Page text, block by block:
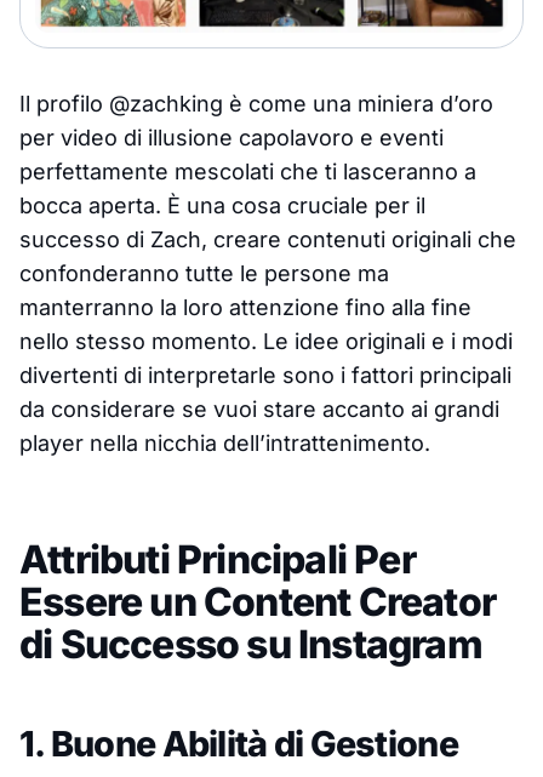
Il profilo @zachking è come una miniera d’oro
per video di illusione capolavoro e eventi
perfettamente mescolati che ti lasceranno a
bocca aperta. È una cosa cruciale per il
successo di Zach, creare contenuti originali che
confonderanno tutte le persone ma
manterranno la loro attenzione fino alla fine
nello stesso momento. Le idee originali e i modi
divertenti di interpretarle sono i fattori principali
da considerare se vuoi stare accanto ai grandi
player nella nicchia dell’intrattenimento.
Attributi Principali Per
Essere un Content Creator
di Successo su Instagram
1. Buone Abilità di Gestione